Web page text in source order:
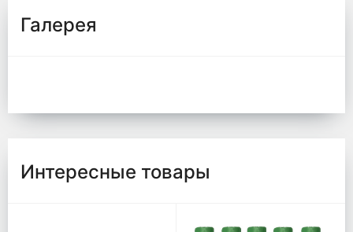
Галерея
Интересные товары